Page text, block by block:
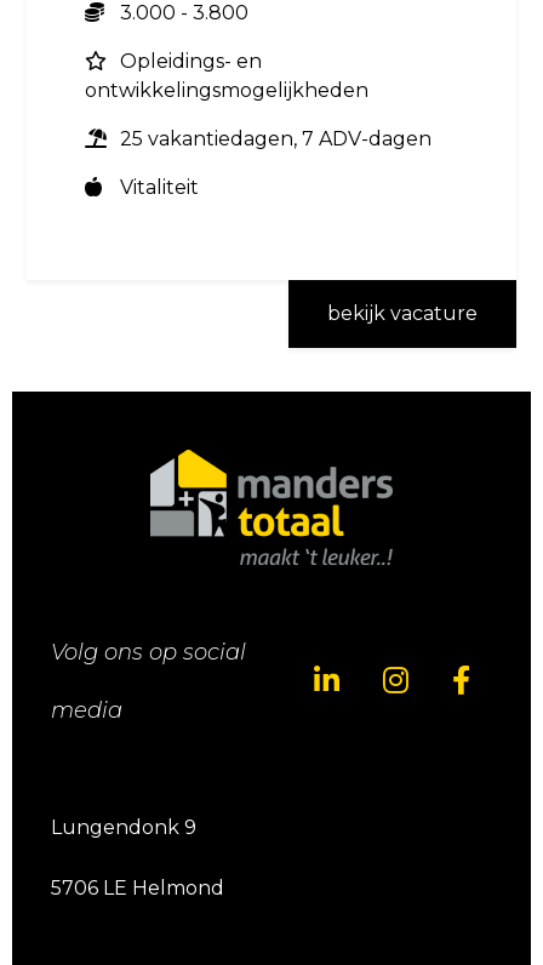
3.000 - 3.800
Opleidings- en
ontwikkelingsmogelijkheden
25 vakantiedagen, 7 ADV-dagen
Vitaliteit
bekijk vacature
Volg ons op social
media
Lungendonk 9
5706 LE Helmond